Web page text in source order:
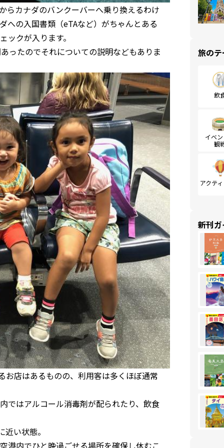
らカナダのバンクーバーへ乗り換えるわけ
への入国書類（eTAなど）がちゃんとある
クが入ります。
ったのでそれについての説明などもありま
お店はあるものの、利用客は多くほぼ通常
ではアルコール消毒剤が配られたり、飲食
い状態。
港内でひと晩過ごせる場所を確保し休むこ
旅の
飲
イベ
観
アクテ
新刊